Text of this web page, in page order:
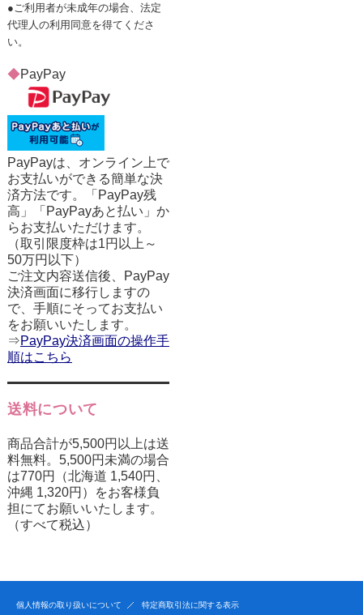
●ご利用者が未成年の場合、法定
代理人の利用同意を得てくださ
い。
◆PayPay
PayPayは、オンライン上で
お支払いができる簡単な決
済方法です。「PayPay残
高」「PayPayあと払い」か
らお支払いただけます。
（取引限度枠は1円以上～
50万円以下）
ご注文内容送信後、PayPay
決済画面に移行しますの
で、手順にそってお支払い
をお願いいたします。
⇒PayPay決済画面の操作手
順はこちら
送料について
商品合計が5,500円以上は送
料無料。5,500円未満の場合
は770円（北海道 1,540円、
沖縄 1,320円）をお客様負
担にてお願いいたします。
（すべて税込）
個人情報の取り扱いについて 特定商取引法に関する表示